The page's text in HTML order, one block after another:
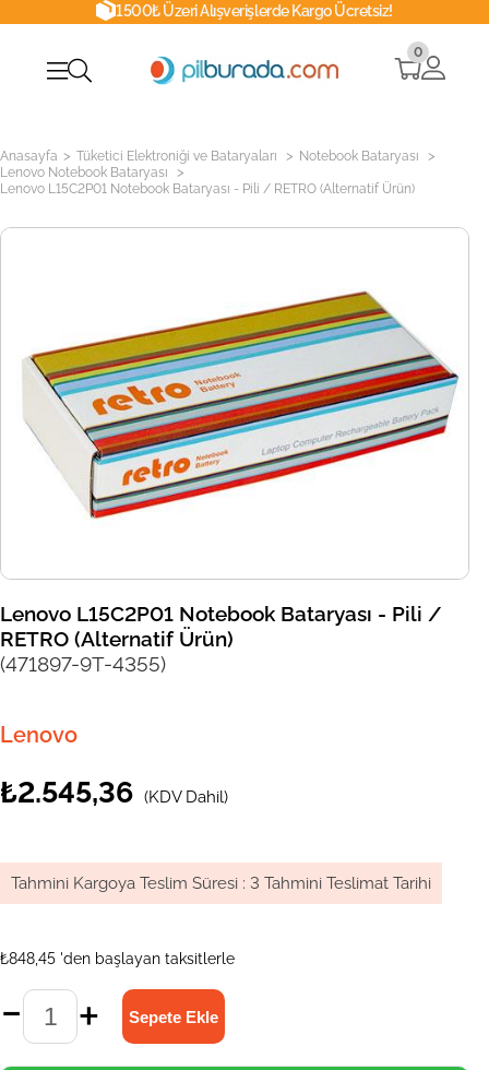
1500₺ Üzeri Alışverişlerde Kargo Ücretsiz!
0
Anasayfa > Tüketici Elektroniği ve Bataryaları > Notebook Bataryası >
Lenovo Notebook Bataryası >
Lenovo L15C2P01 Notebook Bataryası - Pili / RETRO (Alternatif Ürün)
Lenovo L15C2P01 Notebook Bataryası - Pili /
RETRO (Alternatif Ürün)
(471897-9T-4355)
Lenovo
₺2.545,36 (KDV Dahil)
Tahmini Kargoya Teslim Süresi : 3 Tahmini Teslimat Tarihi
₺848,45 'den başlayan taksitlerle